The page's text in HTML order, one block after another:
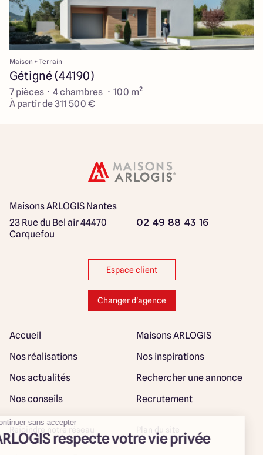
Maison + Terrain
Gétigné (44190)
7 pièces · 4 chambres · 100 m²
À partir de 311 500 €
Maisons ARLOGIS Nantes
23 Rue du Bel air44470
Carquefou
02 49 88 43 16
Espace client
Changer d'agence
Accueil
Maisons ARLOGIS
Nos réalisations
Nos inspirations
Nos actualités
Rechercher une annonce
Nos conseils
Recrutement
Rejoindre notre réseau Plan du site